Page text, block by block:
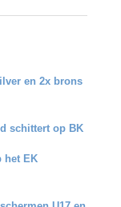
en 2x brons
schittert op BK
het EK